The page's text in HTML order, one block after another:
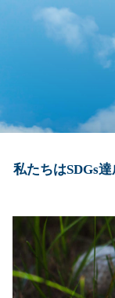
私たちはSDGs